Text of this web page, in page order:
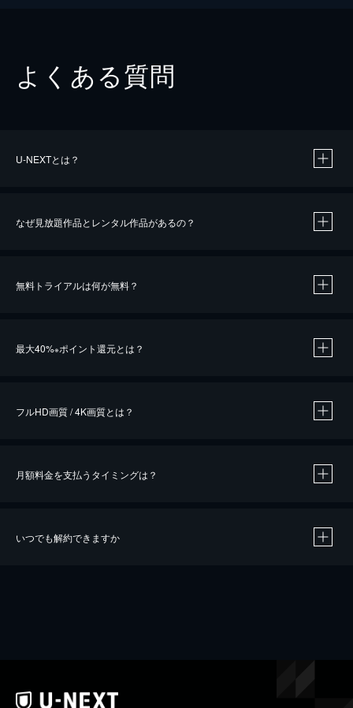
よくある質問
U-NEXTとは？
なぜ見放題作品とレンタル作品があるの？
無料トライアルは何が無料？
最大40%※ポイント還元とは？
※40％ポイント還元の対象は、クレジットカード決済による作品の購入 / レンタルです。
フルHD画質 / 4K画質とは？
月額料金を支払うタイミングは？
いつでも解約できますか